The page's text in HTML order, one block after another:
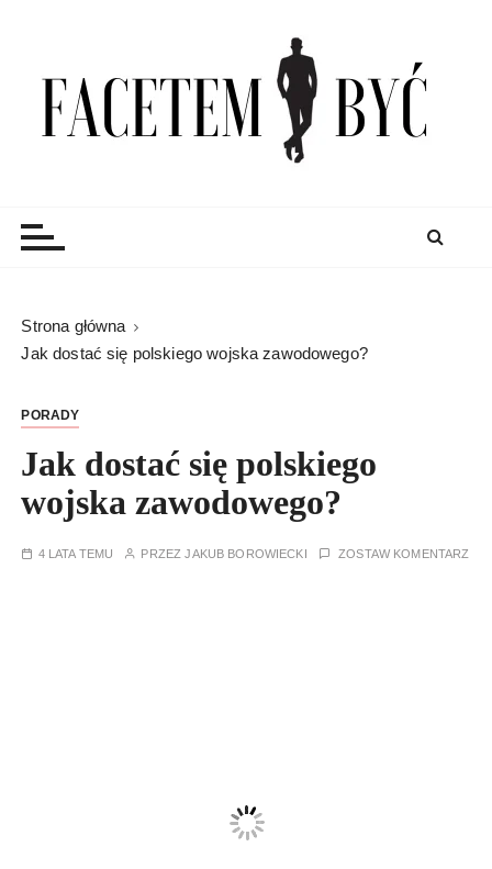
Strona główna
Jak dostać się polskiego wojska zawodowego?
PORADY
Jak dostać się polskiego
wojska zawodowego?
4 LATA TEMU PRZEZJAKUB BOROWIECKI ZOSTAW KOMENTARZ